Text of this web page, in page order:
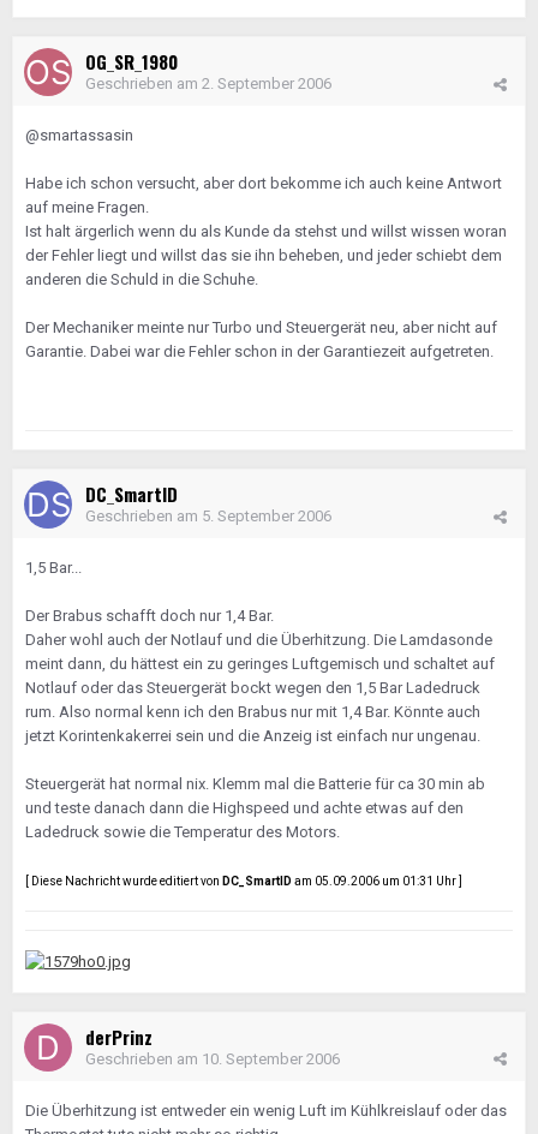
OG_SR_1980
Geschrieben am 2. September 2006
@smartassasin
Habe ich schon versucht, aber dort bekomme ich auch keine Antwort
auf meine Fragen.
Ist halt ärgerlich wenn du als Kunde da stehst und willst wissen woran
der Fehler liegt und willst das sie ihn beheben, und jeder schiebt dem
anderen die Schuld in die Schuhe.
Der Mechaniker meinte nur Turbo und Steuergerät neu, aber nicht auf
Garantie. Dabei war die Fehler schon in der Garantiezeit aufgetreten.
DC_SmartID
Geschrieben am 5. September 2006
1,5 Bar...
Der Brabus schafft doch nur 1,4 Bar.
Daher wohl auch der Notlauf und die Überhitzung. Die Lamdasonde
meint dann, du hättest ein zu geringes Luftgemisch und schaltet auf
Notlauf oder das Steuergerät bockt wegen den 1,5 Bar Ladedruck
rum. Also normal kenn ich den Brabus nur mit 1,4 Bar. Könnte auch
jetzt Korintenkakerrei sein und die Anzeig ist einfach nur ungenau.
Steuergerät hat normal nix. Klemm mal die Batterie für ca 30 min ab
und teste danach dann die Highspeed und achte etwas auf den
Ladedruck sowie die Temperatur des Motors.
[ Diese Nachricht wurde editiert von DC_SmartID am 05.09.2006 um 01:31 Uhr ]
derPrinz
Geschrieben am 10. September 2006
Die Überhitzung ist entweder ein wenig Luft im Kühlkreislauf oder das